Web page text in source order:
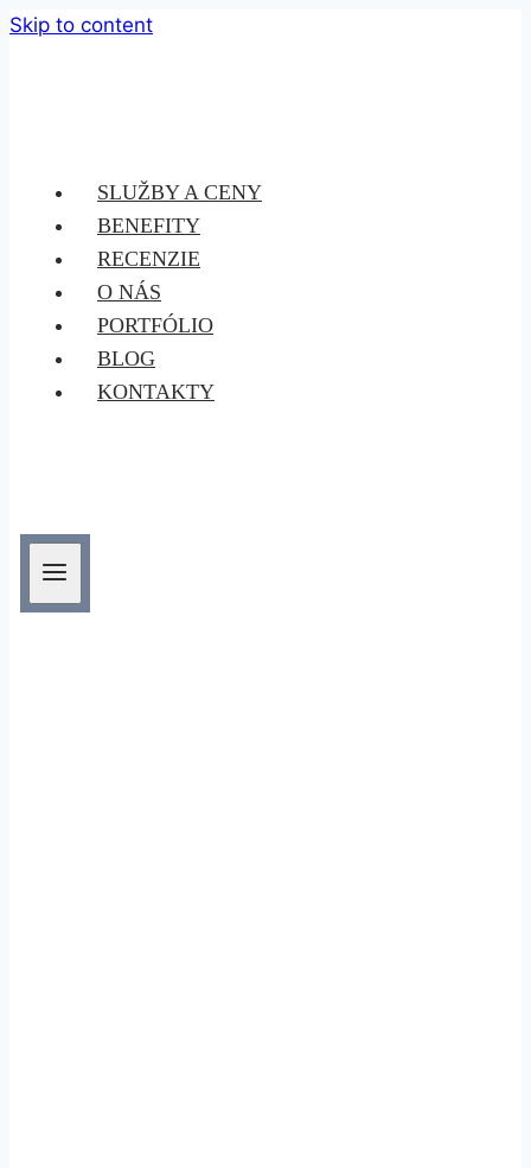
Skip to content
SLUŽBY A CENY
BENEFITY
RECENZIE
O NÁS
PORTFÓLIO
BLOG
KONTAKTY